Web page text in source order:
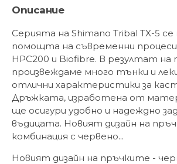
Описание
Серията на Shimano Tribal TX-5 се
помощта на съвременни
HPC200 и Biofibre. В резултат на
произвеждаме много тънки и
отлични характеристики за
Дръжката, изработена от
ще осигури удобно и надеждно
въдицата. Новият дизайн на
комбинация с червено...
Новият дизайн на пръчките -